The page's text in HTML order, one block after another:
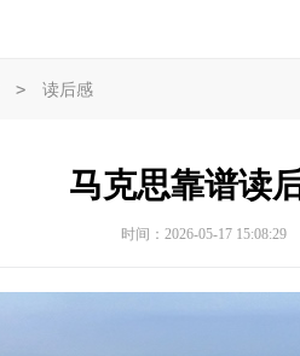
> 读后感
马克思靠谱读
时间：2026-05-17 15:08:29